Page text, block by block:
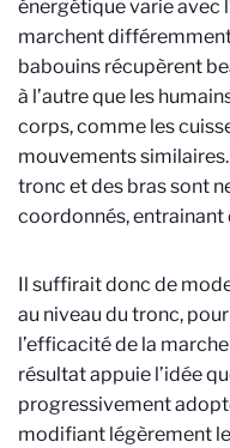
énergétique varie avec
marchent
babouins récupèrent
à l’autre que les
corps, comme les
mouvements
tronc et des bras sont
coordonnés, entrainant
Il suffirait donc de
au niveau du tronc,
l’efficacité de la
résultat appuie l’idée
progressivement
modifiant légèrement